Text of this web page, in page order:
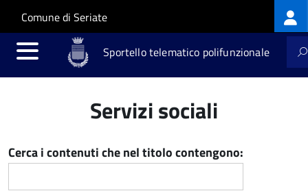
Salta al contenuto principale
Skip to site navigation
Comune di Seriate
Sportello telematico polifunzionale
Servizi sociali
Cerca i contenuti che nel titolo contengono: